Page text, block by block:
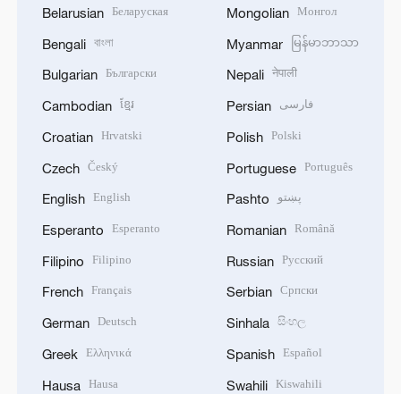
Belarusian Беларуская
Bengali বাংলা
Bulgarian Български
Cambodian ខ្មែរ
Croatian Hrvatski
Czech Český
English English
Esperanto Esperanto
Filipino Filipino
French Français
German Deutsch
Greek Ελληνικά
Hausa Hausa
Mongolian Монгол
Myanmar မြန်မာဘာသာ
Nepali नेपाली
Persian فارسی
Polish Polski
Portuguese Português
Pashto پښتو
Romanian Română
Russian Русский
Serbian Српски
Sinhala සිංහල
Spanish Español
Swahili Kiswahili